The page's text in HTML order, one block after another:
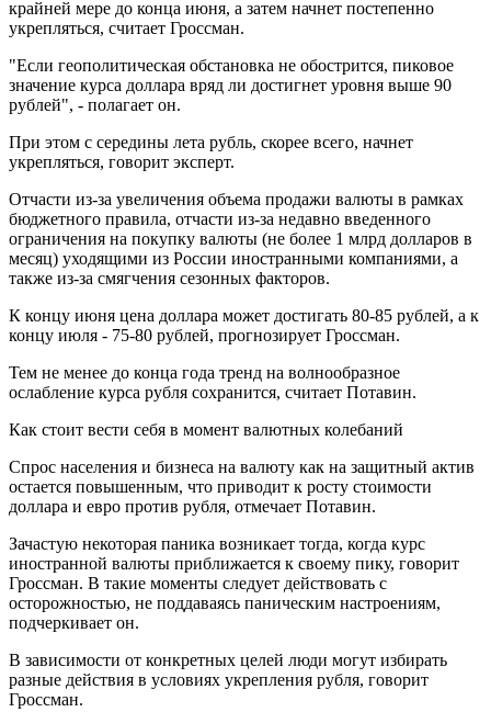
крайней мере до конца июня, а затем начнет постепенно
укрепляться, считает Гроссман.
"Если геополитическая обстановка не обострится, пиковое
значение курса доллара вряд ли достигнет уровня выше 90
рублей", - полагает он.
При этом с середины лета рубль, скорее всего, начнет
укрепляться, говорит эксперт.
Отчасти из-за увеличения объема продажи валюты в рамках
бюджетного правила, отчасти из-за недавно введенного
ограничения на покупку валюты (не более 1 млрд долларов в
месяц) уходящими из России иностранными компаниями, а
также из-за смягчения сезонных факторов.
К концу июня цена доллара может достигать 80-85 рублей, а к
концу июля - 75-80 рублей, прогнозирует Гроссман.
Тем не менее до конца года тренд на волнообразное
ослабление курса рубля сохранится, считает Потавин.
Как стоит вести себя в момент валютных колебаний
Спрос населения и бизнеса на валюту как на защитный актив
остается повышенным, что приводит к росту стоимости
доллара и евро против рубля, отмечает Потавин.
Зачастую некоторая паника возникает тогда, когда курс
иностранной валюты приближается к своему пику, говорит
Гроссман. В такие моменты следует действовать с
осторожностью, не поддаваясь паническим настроениям,
подчеркивает он.
В зависимости от конкретных целей люди могут избирать
разные действия в условиях укрепления рубля, говорит
Гроссман.